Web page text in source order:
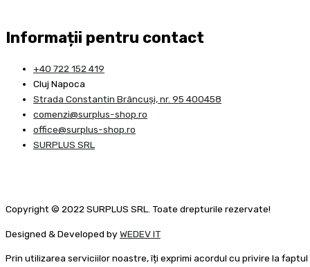
Informații pentru contact
+40 722 152 419
Cluj Napoca
Strada Constantin Brâncuşi, nr. 95 400458
comenzi@surplus-shop.ro
office@surplus-shop.ro
SURPLUS SRL
Copyright © 2022 SURPLUS SRL. Toate drepturile rezervate!
Designed & Developed by WEDEV IT
Prin utilizarea serviciilor noastre, îți exprimi acordul cu privire la faptul